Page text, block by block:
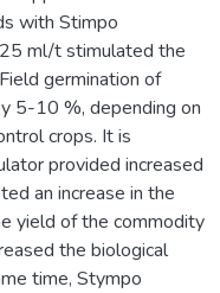
with Stimpo
ml/t stimulated the
germination of
5-10 %, depending on
crops. It is
provided increased
an increase in the
yield of the commodity
the biological
time, Stympo